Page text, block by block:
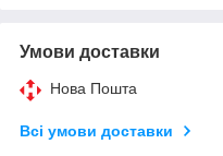
Умови доставки
Нова Пошта
Всі умови доставки